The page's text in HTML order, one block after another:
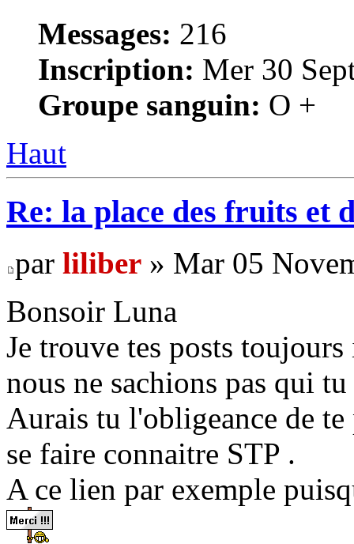
Messages: 216
Inscription: Mer 30
Groupe sanguin: O +
Haut
Re: la place des fruits et
par liliber » Mar 05
Bonsoir Luna
Je trouve tes posts
nous ne sachions pas qui tu
Aurais tu l'obligeance de te
se faire connaitre STP .
A ce lien par exemple